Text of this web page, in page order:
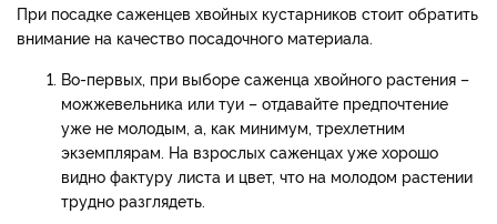
При посадке саженцев хвойных кустарников стоит обратить
внимание на качество посадочного материала.
Во-первых, при выборе саженца хвойного растения –
можжевельника или туи – отдавайте предпочтение
уже не молодым, а, как минимум, трехлетним
экземплярам. На взрослых саженцах уже хорошо
видно фактуру листа и цвет, что на молодом растении
трудно разглядеть.